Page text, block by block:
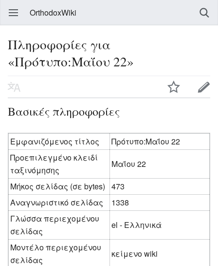
OrthodoxWiki
Πληροφορίες για
«Πρότυπο:Μαΐου 22»
Βασικές πληροφορίες
Εμφανιζόμενος τίτλος
Πρότυπο:Μαΐου 22
Προεπιλεγμένο κλειδί
ταξινόμησης
Μαΐου 22
Μήκος σελίδας (σε bytes)
473
Αναγνωριστικό σελίδας
1338
Γλώσσα περιεχομένου
σελίδας
el - Ελληνικά
Μοντέλο περιεχομένου
σελίδας
κείμενο wiki